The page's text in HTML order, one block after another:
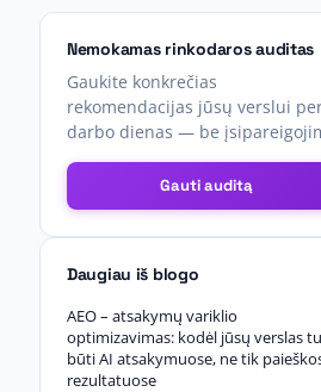
Nemokamas rinkodaros auditas
Gaukite konkrečias
rekomendacijas jūsų verslui
darbo dienas — be
Gauti auditą
Daugiau iš blogo
AEO – atsakymų variklio
optimizavimas: kodėl jūsų verslas
būti AI atsakymuose, ne tik
rezultatuose